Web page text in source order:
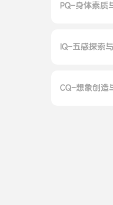
PQ-身体素质
IQ-五感探索
CQ-想象创造